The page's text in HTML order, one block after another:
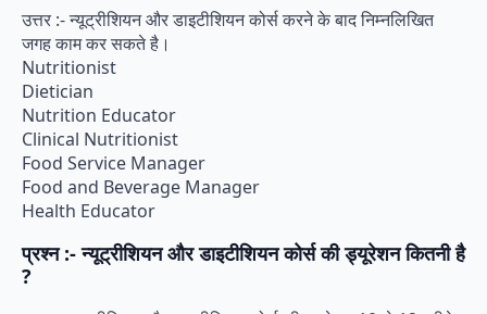
उत्तर :- न्यूट्रीशियन और डाइटीशियन कोर्स करने के बाद निम्नलिखित
जगह काम कर सकते है।
Nutritionist
Dietician
Nutrition Educator
Clinical Nutritionist
Food Service Manager
Food and Beverage Manager
Health Educator
प्रश्न :- न्यूट्रीशियन और डाइटीशियन कोर्स की ड्यूरेशन कितनी है
?